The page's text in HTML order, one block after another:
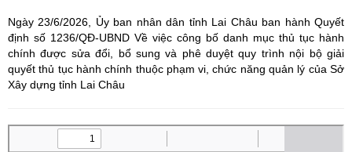
Ngày 23/6/2026, Ủy ban nhân dân tỉnh Lai Châu ban hành Quyết
định số 1236/QĐ-UBND Về việc công bố danh mục thủ tục hành
chính được sửa đổi, bổ sung và phê duyệt quy trình nội bộ giải
quyết thủ tục hành chính thuộc phạm vi, chức năng quản lý của Sở
Xây dựng tỉnh Lai Châu